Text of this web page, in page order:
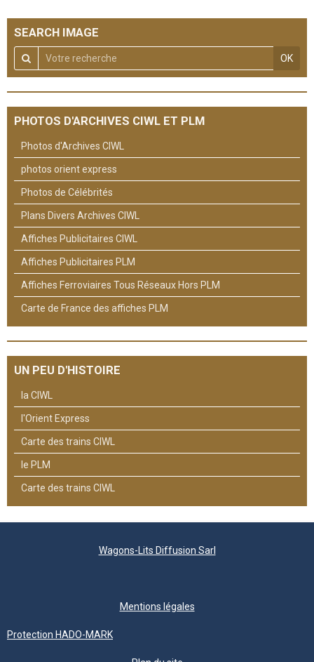
SEARCH IMAGE
OK
PHOTOS D'ARCHIVES CIWL ET PLM
Photos d'Archives CIWL
photos orient express
Photos de Célébrités
Plans Divers Archives CIWL
Affiches Publicitaires CIWL
Affiches Publicitaires PLM
Affiches Ferroviaires Tous Réseaux Hors PLM
Carte de France des affiches PLM
UN PEU D'HISTOIRE
la CIWL
l'Orient Express
Carte des trains CIWL
le PLM
Carte des trains CIWL
Wagons-Lits Diffusion Sarl
Mentions légales
Protection HADO-MARK